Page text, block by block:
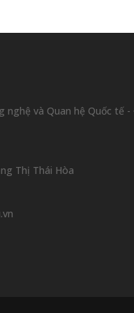
nghệ và Quan hệ Quốc tế
Thị Thái Hòa